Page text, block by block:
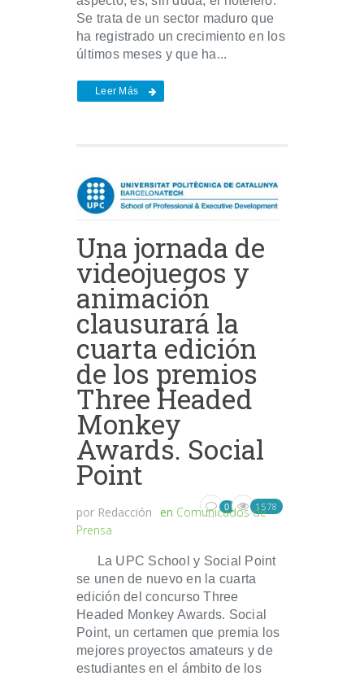
Se trata de un sector maduro que
ha registrado un crecimiento en los
últimos meses y que ha...
Leer Más
Una jornada de
videojuegos y
animación
clausurará la
cuarta edición
de los premios
Three Headed
Monkey
Awards. Social
Point
por Redacción en Comunicados de
Prensa
0 1578
La UPC School y Social Point
se unen de nuevo en la cuarta
edición del concurso Three
Headed Monkey Awards. Social
Point, un certamen que premia los
mejores proyectos amateurs y de
estudiantes en el ámbito de los